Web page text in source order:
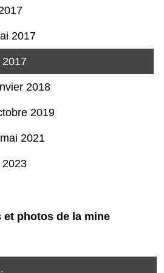
2017
2018
2019
2021
2023
et photos de la mine